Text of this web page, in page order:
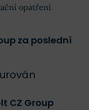
opatření.
za poslední
CZ Group